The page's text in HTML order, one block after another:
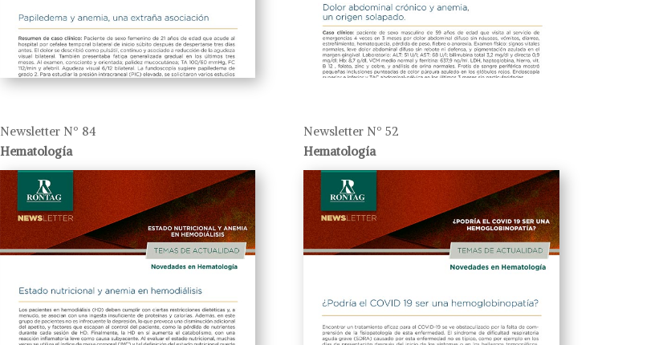
Newsletter Nº 84
Hematología
Newsletter Nº 52
Hematología